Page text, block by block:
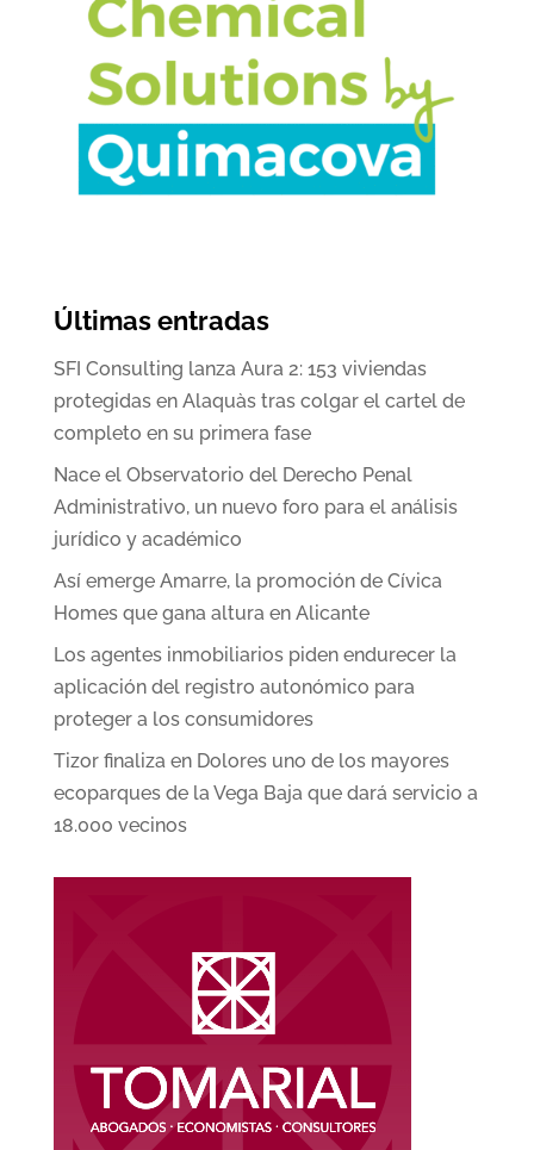
Últimas entradas
SFI Consulting lanza Aura 2: 153 viviendas
protegidas en Alaquàs tras colgar el cartel de
completo en su primera fase
Nace el Observatorio del Derecho Penal
Administrativo, un nuevo foro para el análisis
jurídico y académico
Así emerge Amarre, la promoción de Cívica
Homes que gana altura en Alicante
Los agentes inmobiliarios piden endurecer la
aplicación del registro autonómico para
proteger a los consumidores
Tizor finaliza en Dolores uno de los mayores
ecoparques de la Vega Baja que dará servicio a
18.000 vecinos